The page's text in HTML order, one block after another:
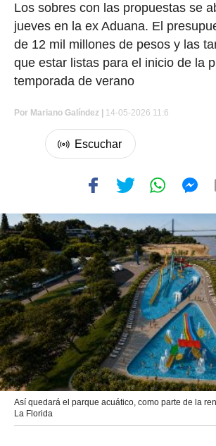
Los sobres con las propuestas se
jueves en la ex Aduana. El
de 12 mil millones de pesos y las
que estar listas para el inicio de la
temporada de verano
Por Mariano Galíndez 14-05-2026 11:6
Así quedará el parque acuático, como parte de la
La Florida